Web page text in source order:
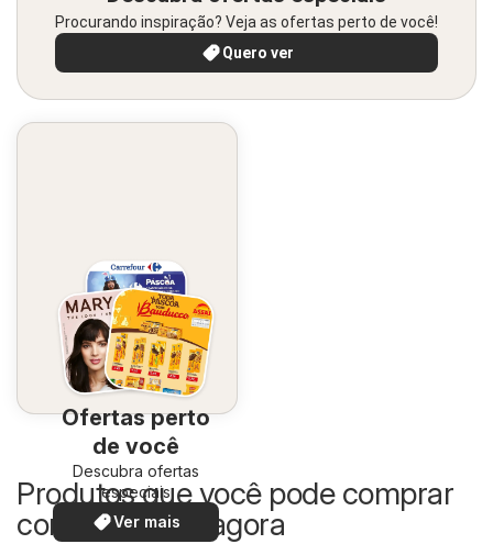
Procurando inspiração? Veja as ofertas perto de você!
Quero ver
Ofertas perto
de você
Descubra ofertas
especiais
Ver mais
Produtos que você pode comprar
com desconto agora